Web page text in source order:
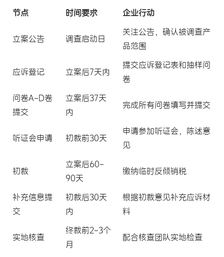
节点 时间要求 企业行动
立案公告 调查启动日
关注公告，确认被调查产
品范围
应诉登记 立案后7天内
提交应诉登记表和抽样问
卷
问卷A-D卷
提交
立案后37天
内
完成所有问卷填写并提交
听证会申请 初裁前30天
申请参加听证会，陈述意
见
初裁
立案后60-
90天
缴纳临时反倾销税
补充信息提
交
初裁后30天
内
根据初裁意见补充应诉材
料
实地核查
终裁前2-3个
月
配合核查团队实地检查